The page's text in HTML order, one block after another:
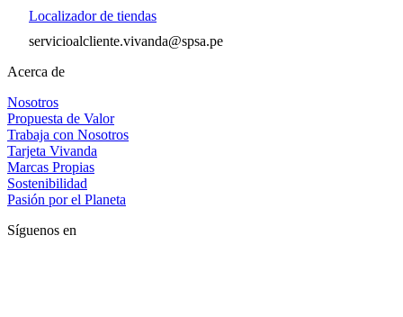
Localizador de tiendas
servicioalcliente.vivanda@spsa.pe
Acerca de
Nosotros
Propuesta de Valor
Trabaja con Nosotros
Tarjeta Vivanda
Marcas Propias
Sostenibilidad
Pasión por el Planeta
Síguenos en